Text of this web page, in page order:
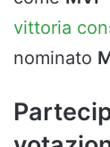
vittoria
nominato